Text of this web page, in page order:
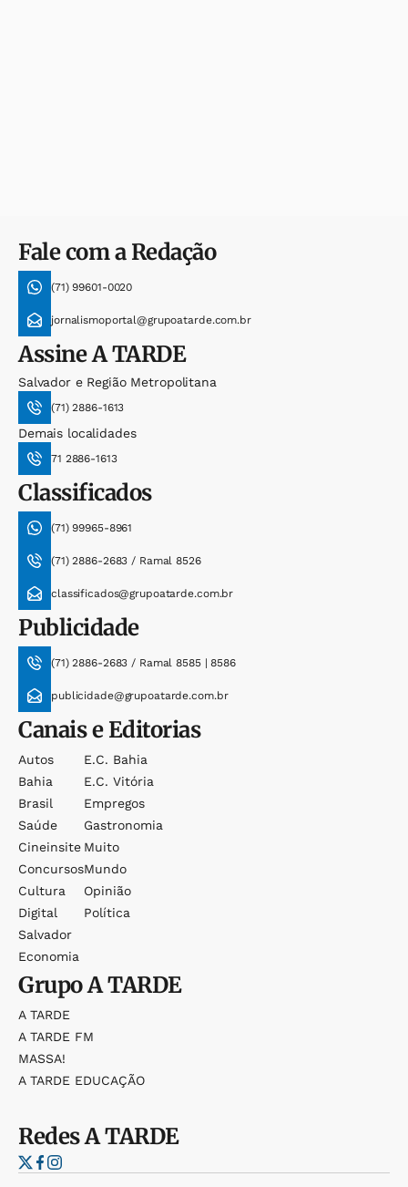
Fale com a Redação
(71) 99601-0020
jornalismoportal@grupoatarde.com.br
AssineA TARDE
Salvador e Região Metropolitana
(71) 2886-1613
Demais localidades
71 2886-1613
Classificados
(71) 99965-8961
(71) 2886-2683 / Ramal 8526
classificados@grupoatarde.com.br
Publicidade
(71) 2886-2683 / Ramal 8585 | 8586
publicidade@grupoatarde.com.br
Canais e Editorias
Autos
Bahia
Brasil
Saúde
Cineinsite
Concursos
Cultura
Digital
Salvador
Economia
E.c. Bahia
E.c. Vitória
Empregos
Gastronomia
Muito
Mundo
Opinião
Política
GrupoA TARDE
A TARDE
A TARDE FM
MASSA!
A TARDE EDUCAÇÃO
RedesA TARDE